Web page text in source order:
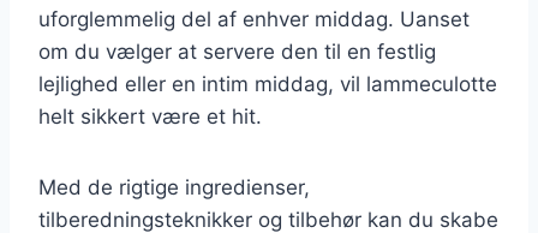
uforglemmelig del af enhver middag. Uanset
om du vælger at servere den til en festlig
lejlighed eller en intim middag, vil lammeculotte
helt sikkert være et hit.
Med de rigtige ingredienser,
tilberedningsteknikker og tilbehør kan du skabe